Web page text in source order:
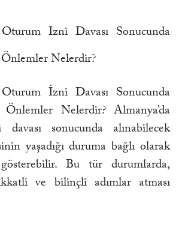
Oturum Izni Davası Sonucunda
Nelerdir?
Oturum İzni Davası Sonucunda
Önlemler Nelerdir? Almanya’da
sonucunda alınabilecek
yaşadığı duruma bağlı olarak
Bu tür durumlarda,
ve bilinçli adımlar atması